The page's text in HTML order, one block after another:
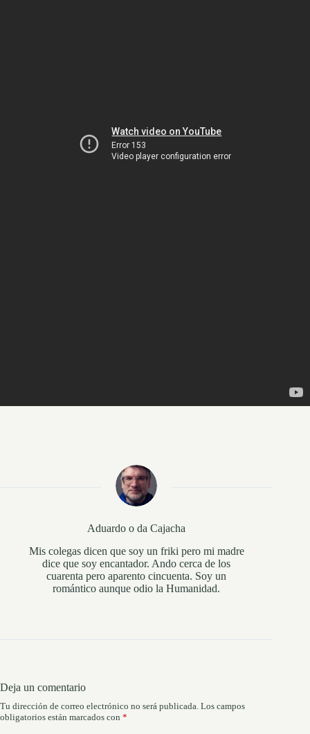
Aduardo o da Cajacha
Mis colegas dicen que soy un friki pero mi madre
dice que soy encantador. Ando cerca de los
cuarenta pero aparento cincuenta. Soy un
romántico aunque odio la Humanidad.
Deja un comentario
Tu dirección de correo electrónico no será publicada. Los campos
obligatorios están marcados con *